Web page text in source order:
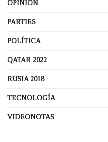
OPINIÓN
PARTIES
POLÍTICA
QATAR 2022
RUSIA 2018
TECNOLOGÍA
VIDEONOTAS